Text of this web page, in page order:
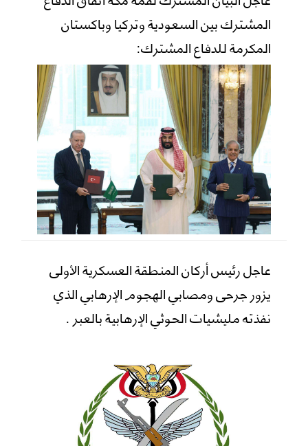
المشترك بين السعودية وتركيا وباكستان
المكرمة للدفاع المشترك:
عاجل رئيس أركان المنطقة العسكرية الأولى
يزور جرحى ومصابي الهجوم الإرهابي الذي
نفذته مليشيات الحوثي الإرهابية بالعبر .